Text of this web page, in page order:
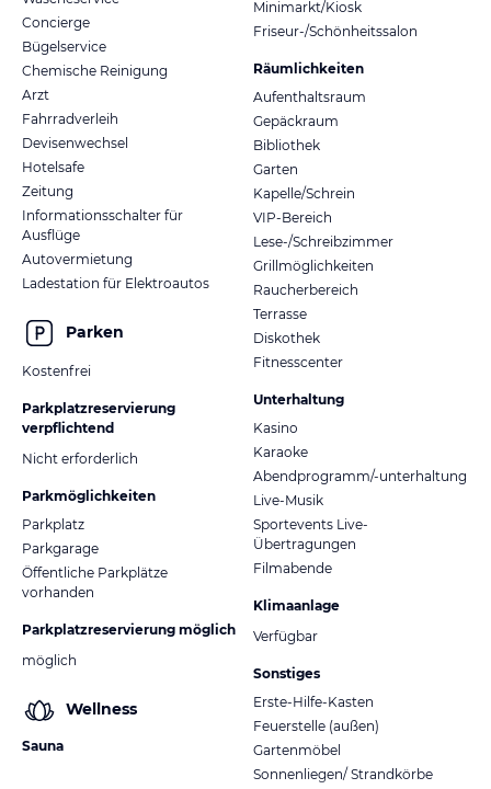
Concierge
Bügelservice
Chemische Reinigung
Arzt
Fahrradverleih
Devisenwechsel
Hotelsafe
Zeitung
Informationsschalter für
Ausflüge
Autovermietung
Ladestation für Elektroautos
Parken
Kostenfrei
Parkplatzreservierung
verpflichtend
Nicht erforderlich
Parkmöglichkeiten
Parkplatz
Parkgarage
Öffentliche Parkplätze
vorhanden
Parkplatzreservierung möglich
möglich
Wellness
Sauna
Minimarkt/Kiosk
Friseur-/Schönheitssalon
Räumlichkeiten
Aufenthaltsraum
Gepäckraum
Bibliothek
Garten
Kapelle/Schrein
VIP-Bereich
Lese-/Schreibzimmer
Grillmöglichkeiten
Raucherbereich
Terrasse
Diskothek
Fitnesscenter
Unterhaltung
Kasino
Karaoke
Abendprogramm/-unterhaltung
Live-Musik
Sportevents Live-
Übertragungen
Filmabende
Klimaanlage
Verfügbar
Sonstiges
Erste-Hilfe-Kasten
Feuerstelle (außen)
Gartenmöbel
Sonnenliegen/ Strandkörbe